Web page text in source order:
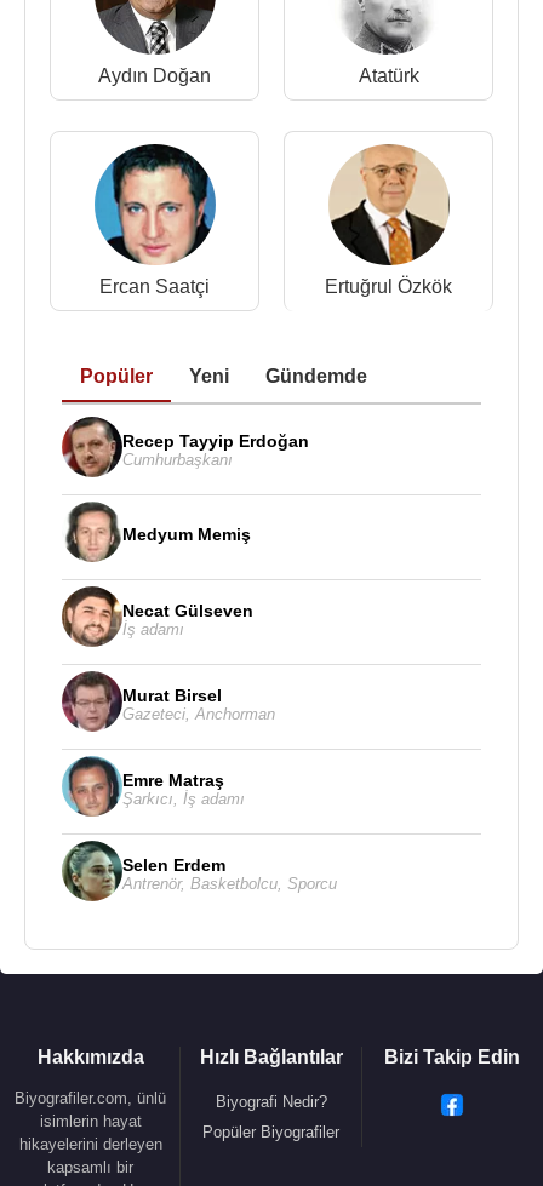
Aydın Doğan Atatürk
Ercan Saatçi Ertuğrul Özkök
Popüler Yeni Gündemde
Recep Tayyip Erdoğan
Cumhurbaşkanı
Medyum Memiş
Necat Gülseven
İş adamı
Murat Birsel
Gazeteci Anchorman
Emre Matraş
Şarkıcı İş adamı
Selen Erdem
Antrenör, Basketbolcu Sporcu
Hakkımızda
Biyografiler.com, ünlü
isimlerin hayat
hikayelerini derleyen
kapsamlı bir
Hızlı Bağlantılar
Biyografi Nedir?
Popüler Biyografiler
Bizi Takip Edin